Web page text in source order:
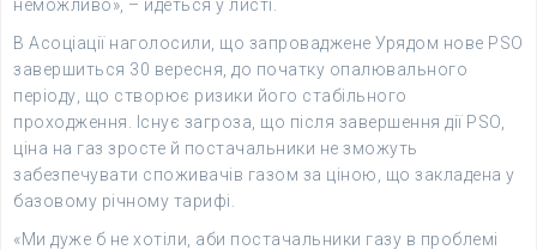
неможливо», – йдеться у листі.
В Асоціації наголосили, що запроваджене Урядом нове PSO
завершиться 30 вересня, до початку опалювального
періоду, що створює ризики його стабільного
проходження. Існує загроза, що після завершення дії PSO,
ціна на газ зросте й постачальники не зможуть
забезпечувати споживачів газом за ціною, що закладена у
базовому річному тарифі.
«Ми дуже б не хотіли, аби постачальники газу в проблемі